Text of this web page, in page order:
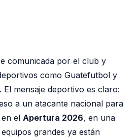
comunicada por el club y
como Guatefutbol y
El mensaje deportivo es claro:
a un atacante nacional para
el Apertura 2026, en una
grandes ya están